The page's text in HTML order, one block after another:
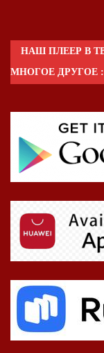
НАШ ПЛЕЕР В
МНОГОЕ ДРУГОЕ :